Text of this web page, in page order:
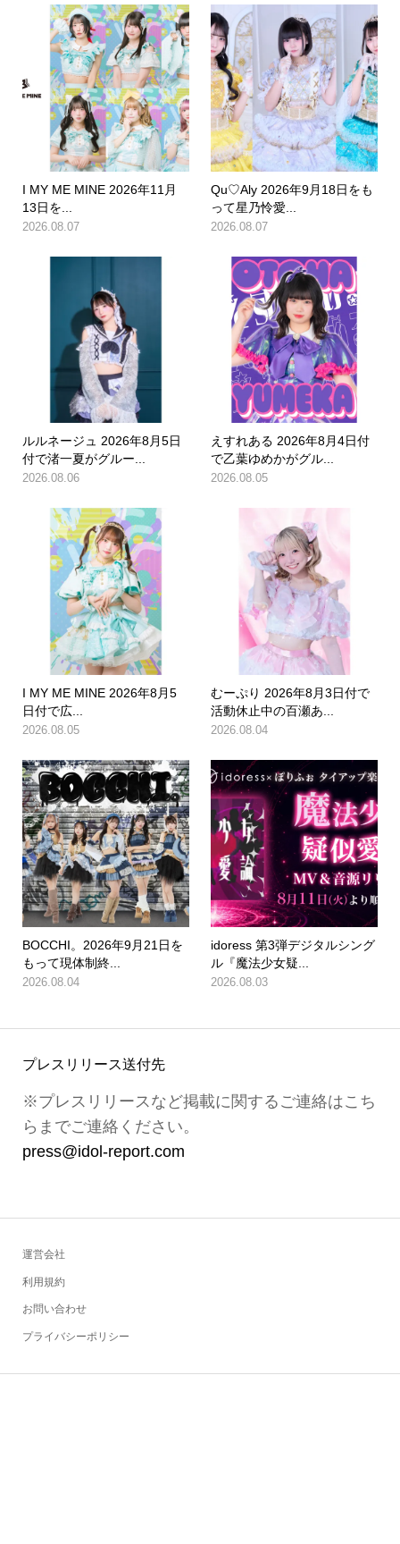
I MY ME MINE 2026年11月
13日を...
2026.08.07
Qu♡Aly 2026年9月18日をも
って星乃怜愛...
2026.08.07
ルルネージュ 2026年8月5日
付で渚一夏がグルー...
2026.08.06
えすれある 2026年8月4日付
で乙葉ゆめかがグル...
2026.08.05
I MY ME MINE 2026年8月5
日付で広...
2026.08.05
むーぷり 2026年8月3日付で
活動休止中の百瀬あ...
2026.08.04
BOCCHI。2026年9月21日を
もって現体制終...
2026.08.04
idoress 第3弾デジタルシング
ル『魔法少女疑...
2026.08.03
プレスリリース送付先
※プレスリリースなど掲載に関するご連絡はこち
らまでご連絡ください。
press@idol-report.com
運営会社
利用規約
お問い合わせ
プライバシーポリシー